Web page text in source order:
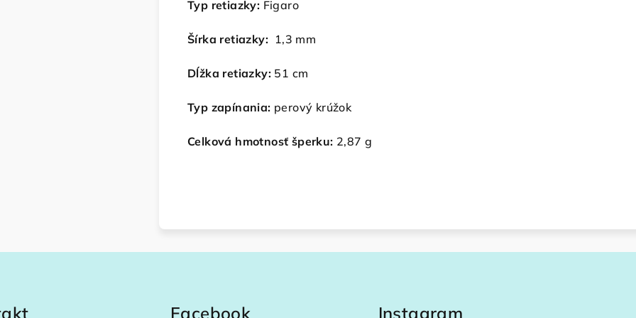
Typ retiazky: Figaro
Šírka retiazky: 1,3 mm
Dĺžka retiazky: 51 cm
Typ zapínania: perový krúžok
Celková hmotnosť šperku: 2,87 g
Facebook Instagram